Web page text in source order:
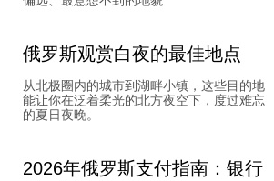
俄罗斯观赏白夜的最佳地点
从北极圈内的城市到湖畔小镇，这些目的地
能让你在泛着柔光的北方夜空下，度过难忘
的夏日夜晚。
2026年俄罗斯支付指南：银行